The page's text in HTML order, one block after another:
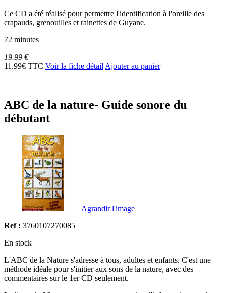
Ce CD a été réalisé pour permettre l'identification à l'oreille des
crapauds, grenouilles et rainettes de Guyane.
72 minutes
19.99 €
11.99€ TTC Voir la fiche détailAjouter au panier
ABC de la nature- Guide sonore du
débutant
Agrandir l'image
Ref : 3760107270085
En stock
L'ABC de la Nature s'adresse à tous, adultes et enfants. C'est une
méthode idéale pour s'initier aux sons de la nature, avec des
commentaires sur le 1er CD seulement.